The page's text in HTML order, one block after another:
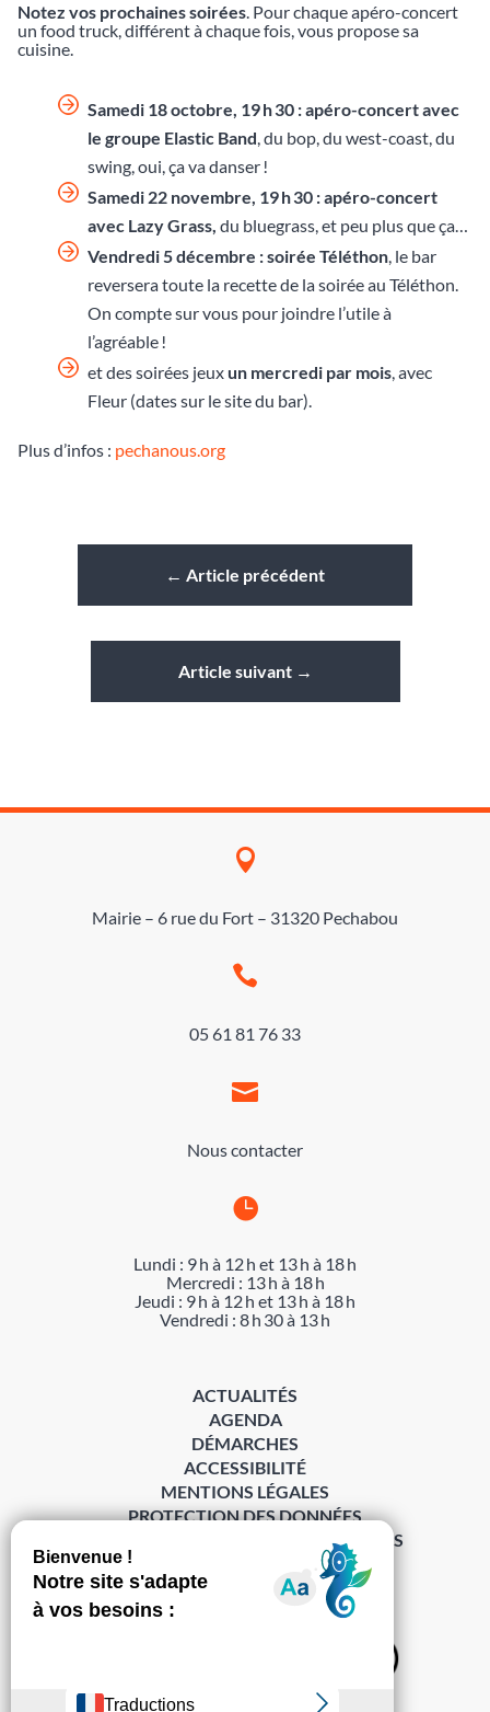
Notez vos prochaines soirées. Pour chaque apéro-concert
un food truck, différent à chaque fois, vous propose sa
cuisine.
Samedi 18 octobre, 19 h 30 : apéro-concert avec
le groupe Elastic Band, du bop, du west-coast, du
swing, oui, ça va danser !
Samedi 22 novembre, 19 h 30 : apéro-concert
avec Lazy Grass, du bluegrass, et peu plus que ça…
Vendredi 5 décembre : soirée Téléthon, le bar
reversera toute la recette de la soirée au Téléthon.
On compte sur vous pour joindre l’utile à
l’agréable !
et des soirées jeux un mercredi par mois, avec
Fleur (dates sur le site du bar).
Plus d’infos : pechanous.org
← Article précédent
Article suivant→

Mairie – 6 rue du Fort – 31320 Pechabou

05 61 81 76 33

Nous contacter

Lundi : 9 h à 12 h et 13 h à 18 h
Mercredi : 13 h à 18 h
Jeudi : 9 h à 12 h et 13 h à 18 h
Vendredi : 8 h 30 à 13 h
S’abonner à la Gazette ›
ACTUALITÉS
AGENDA
DÉMARCHES
ACCESSIBILITÉ
MENTIONS LÉGALES
PROTECTION DES DONNÉES
POLITIQUE DE GESTION DES COOKIES